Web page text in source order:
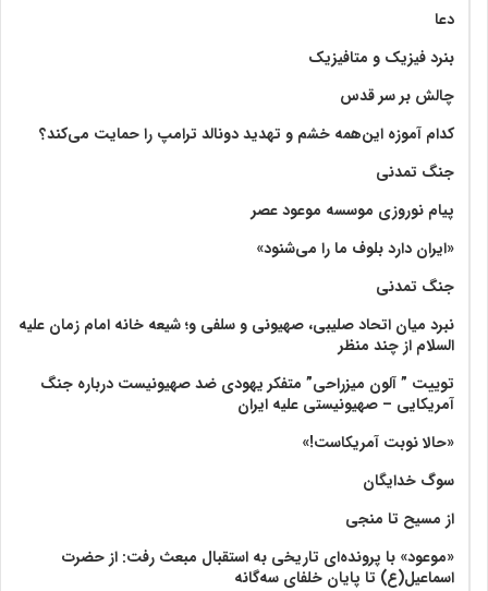
دعا
بنرد فیزیک و متافیزیک
چالش بر سر قدس
کدام آموزه این‌همه خشم و تهدید دونالد ترامپ را حمایت می‌کند؟
جنگ تمدنی
پیام نوروزی موسسه موعود عصر
«ایران دارد بلوف ما را می‌شنود»
جنگ تمدنی
نبرد میان اتحاد صلیبی، صهیونی و سلفی و؛ شیعه خانه امام زمان علیه
السلام از چند منظر
توییت ” آلون میزراحی” متفکر یهودی ضد صهیونیست درباره جنگ
آمریکایی – صهیونیستی علیه ایران
«حالا نوبت آمریکاست!»
سوگ خدایگان
از مسیح تا منجی
«موعود» با پرونده‌ای تاریخی به استقبال مبعث رفت: از حضرت
اسماعیل(ع) تا پایان خلفای سه‌گانه